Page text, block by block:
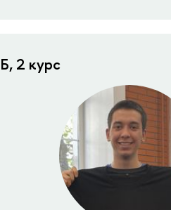
2 курс